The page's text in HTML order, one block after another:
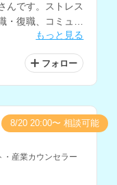
んです。ストレス
・復職、コミュニ
れています。
もっと見る
フォロー
・産業カウンセラー
8/20 20:00〜 相談可能